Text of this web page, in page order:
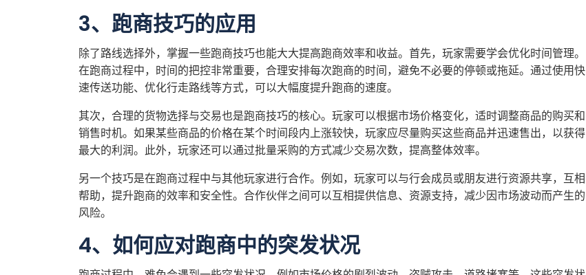
3、跑商技巧的应用
除了路线选择外，掌握一些跑商技巧也能大大提高跑商效率和收益。首先，玩家需要学会优化时间管理。
在跑商过程中，时间的把控非常重要，合理安排每次跑商的时间，避免不必要的停顿或拖延。通过使用快
速传送功能、优化行走路线等方式，可以大幅度提升跑商的速度。
其次，合理的货物选择与交易也是跑商技巧的核心。玩家可以根据市场价格变化，适时调整商品的购买和
销售时机。如果某些商品的价格在某个时间段内上涨较快，玩家应尽量购买这些商品并迅速售出，以获得
最大的利润。此外，玩家还可以通过批量采购的方式减少交易次数，提高整体效率。
另一个技巧是在跑商过程中与其他玩家进行合作。例如，玩家可以与行会成员或朋友进行资源共享，互相
帮助，提升跑商的效率和安全性。合作伙伴之间可以互相提供信息、资源支持，减少因市场波动而产生的
风险。
4、如何应对跑商中的突发状况